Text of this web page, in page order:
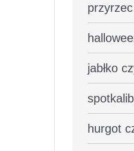
jabłko
hurgot